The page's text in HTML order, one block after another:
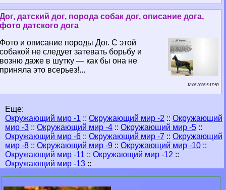
Дог, датский дог, порода собак дог, описание дога,
фото датского дога
Фото и описание породы Дог. С этой
собакой не следует затевать борьбу и
возню даже в шутку — как бы она не
приняла это всерьез!...
18 06 2026 5:17:50
Еще:
Окружающий мир -1 :: Окружающий мир -2 :: Окружающий
мир -3 :: Окружающий мир -4 :: Окружающий мир -5 ::
Окружающий мир -6 :: Окружающий мир -7 :: Окружающий
мир -8 :: Окружающий мир -9 :: Окружающий мир -10 ::
Окружающий мир -11 :: Окружающий мир -12 ::
Окружающий мир -13 ::